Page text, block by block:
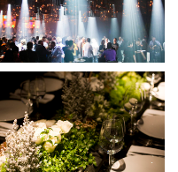
הגלריה
בחלון
פופאפ
לחצו
לפתיחת
הגלריה
בחלון
פופאפ